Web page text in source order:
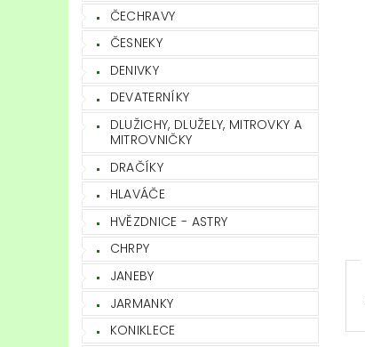
ČECHRAVY
ČESNEKY
DENIVKY
DEVATERNÍKY
DLUŽICHY, DLUŽELY, MITROVKY A
MITROVNIČKY
DRAČÍKY
HLAVÁČE
HVĚZDNICE - ASTRY
CHRPY
JANEBY
JARMANKY
KONIKLECE